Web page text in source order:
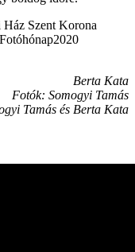
Ház Szent Korona
Berta Kata
Fotók: Somogyi Tamás
Tamás és Berta Kata